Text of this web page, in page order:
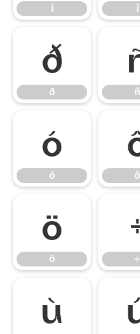
í î
ð
ð ñ
ó
ó ô
ö
ö ÷
ù